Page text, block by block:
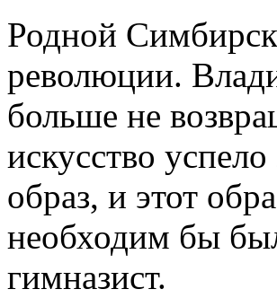
Родной
революции.
больше не
искусство
образ, и этот
необходим бы
гимназист.